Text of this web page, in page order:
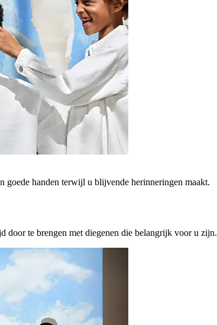
handen terwijl u blijvende herinneringen maakt.
door te brengen met diegenen die belangrijk voor u zijn.